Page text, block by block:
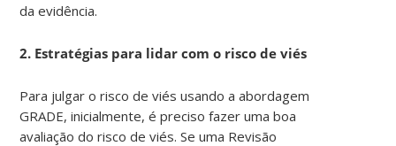
da evidência.
2. Estratégias para lidar com o risco de viés
Para julgar o risco de viés usando a abordagem
GRADE, inicialmente, é preciso fazer uma boa
avaliação do risco de viés. Se uma Revisão